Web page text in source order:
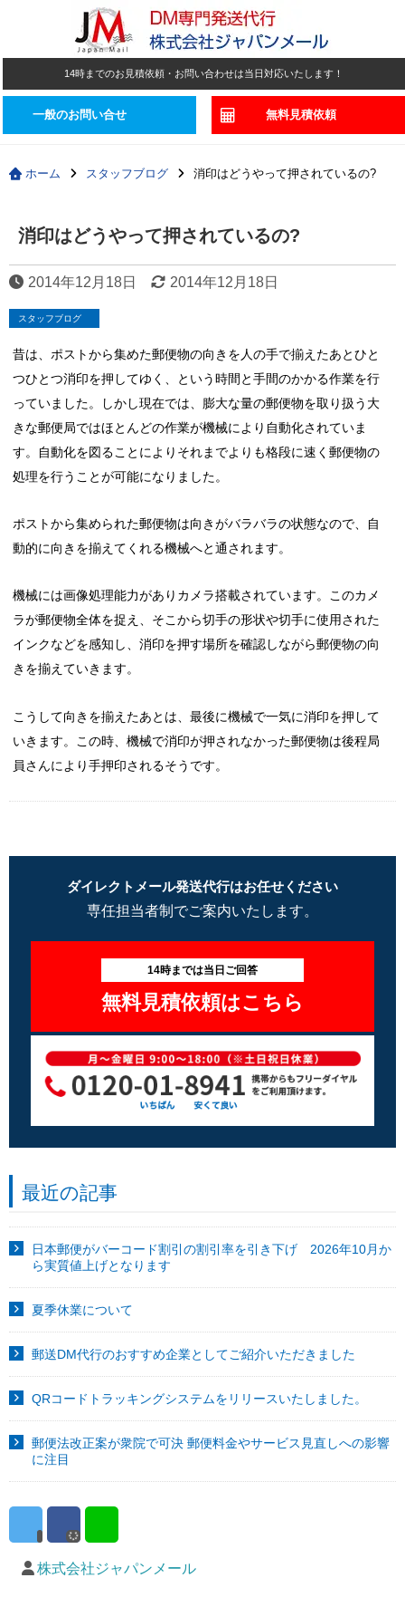
14時までのお見積依頼・お問い合わせは当日対応いたします！
一般のお問い合せ 無料見積依頼
ホーム スタッフブログ 消印はどうやって押されているの?
消印はどうやって押されているの?
2014年12月18日 2014年12月18日
スタッフブログ
昔は、ポストから集めた郵便物の向きを人の手で揃えたあとひと
つひとつ消印を押してゆく、という時間と手間のかかる作業を行
っていました。しかし現在では、膨大な量の郵便物を取り扱う大
きな郵便局ではほとんどの作業が機械により自動化されていま
す。自動化を図ることによりそれまでよりも格段に速く郵便物の
処理を行うことが可能になりました。
ポストから集められた郵便物は向きがバラバラの状態なので、自
動的に向きを揃えてくれる機械へと通されます。
機械には画像処理能力がありカメラ搭載されています。このカメ
ラが郵便物全体を捉え、そこから切手の形状や切手に使用された
インクなどを感知し、消印を押す場所を確認しながら郵便物の向
きを揃えていきます。
こうして向きを揃えたあとは、最後に機械で一気に消印を押して
いきます。この時、機械で消印が押されなかった郵便物は後程局
員さんにより手押印されるそうです。
ダイレクトメール発送代行はお任せください
専任担当者制でご案内いたします。
14時までは当日ご回答
無料見積依頼はこちら
最近の記事
日本郵便がバーコード割引の割引率を引き下げ 2026年10月か
ら実質値上げとなります
夏季休業について
郵送DM代行のおすすめ企業としてご紹介いただきました
QRコードトラッキングシステムをリリースいたしました。
郵便法改正案が衆院で可決 郵便料金やサービス見直しへの影響
に注目
株式会社ジャパンメール